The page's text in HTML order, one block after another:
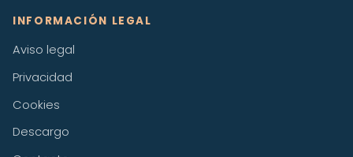
INFORMACIÓN LEGAL
Aviso legal
Privacidad
Cookies
Descargo